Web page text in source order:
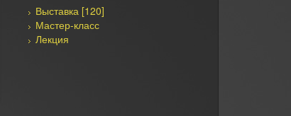
Выставка [120]
Мастер-класс
Лекция